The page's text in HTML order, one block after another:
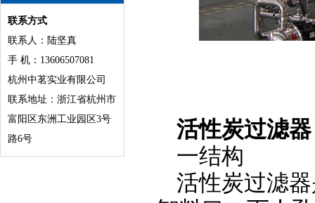
联系方式
联系人：陆坚真
手 机：13606507081
杭州中茗实业有限公司
联系地址：浙江省杭州市
富阳区东洲工业园区3号
路6号
活性炭过滤器
一结构
活性炭过滤器